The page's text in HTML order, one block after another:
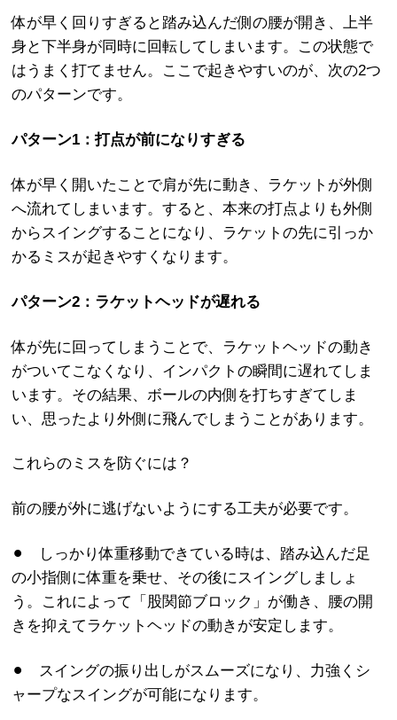
体が早く回りすぎると踏み込んだ側の腰が開き、上半
身と下半身が同時に回転してしまいます。この状態で
はうまく打てません。ここで起きやすいのが、次の2つ
のパターンです。
パターン1：打点が前になりすぎる
体が早く開いたことで肩が先に動き、ラケットが外側
へ流れてしまいます。すると、本来の打点よりも外側
からスイングすることになり、ラケットの先に引っか
かるミスが起きやすくなります。
パターン2：ラケットヘッドが遅れる
体が先に回ってしまうことで、ラケットヘッドの動き
がついてこなくなり、インパクトの瞬間に遅れてしま
います。その結果、ボールの内側を打ちすぎてしま
い、思ったより外側に飛んでしまうことがあります。
これらのミスを防ぐには？
前の腰が外に逃げないようにする工夫が必要です。
⚫︎ しっかり体重移動できている時は、踏み込んだ足
の小指側に体重を乗せ、その後にスイングしましょ
う。これによって「股関節ブロック」が働き、腰の開
きを抑えてラケットヘッドの動きが安定します。
⚫︎ スイングの振り出しがスムーズになり、力強くシ
ャープなスイングが可能になります。